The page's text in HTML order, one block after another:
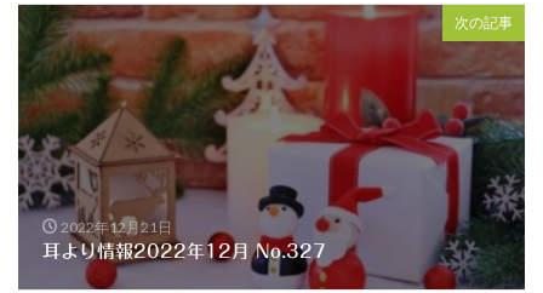
次の記事
2022年12月21日
耳より情報2022年12月 No.327